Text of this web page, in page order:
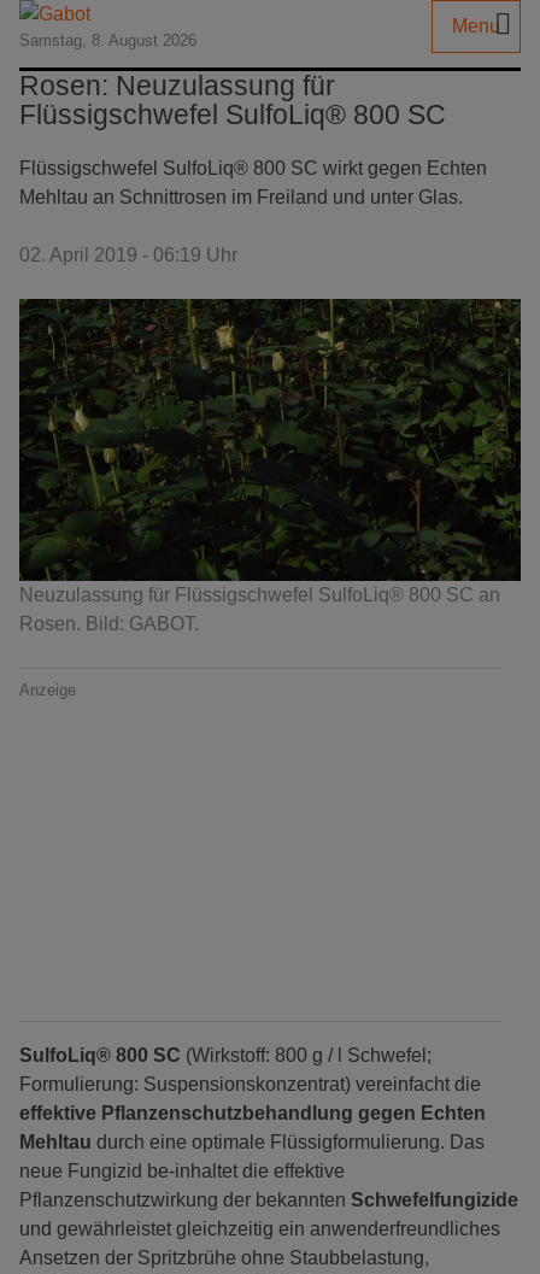
Samstag, 8. August 2026
Menu
Rosen: Neuzulassung für
Flüssigschwefel SulfoLiq® 800 SC
Flüssigschwefel SulfoLiq® 800 SC wirkt gegen Echten
Mehltau an Schnittrosen im Freiland und unter Glas.
02. April 2019 - 06:19 Uhr
Neuzulassung für Flüssigschwefel SulfoLiq® 800 SC an
Rosen. Bild: GABOT.
Anzeige
SulfoLiq® 800 SC (Wirkstoff: 800 g / l Schwefel;
Formulierung: Suspensionskonzentrat) vereinfacht die
effektive Pflanzenschutzbehandlung gegen Echten
Mehltau durch eine optimale Flüssigformulierung. Das
neue Fungizid be-inhaltet die effektive
Pflanzenschutzwirkung der bekannten Schwefelfungizide
und gewährleistet gleichzeitig ein anwenderfreundliches
Ansetzen der Spritzbrühe ohne Staubbelastung,